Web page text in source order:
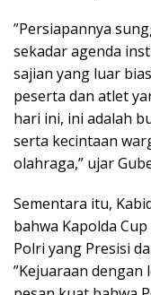
​”Persiapannya
sekadar agenda
sajian yang luar
peserta dan atlet
hari ini, ini adalah
serta kecintaan
olahraga,” ujar
​Sementara itu,
bahwa Kapolda
Polri yang Presisi
​”Kejuaraan